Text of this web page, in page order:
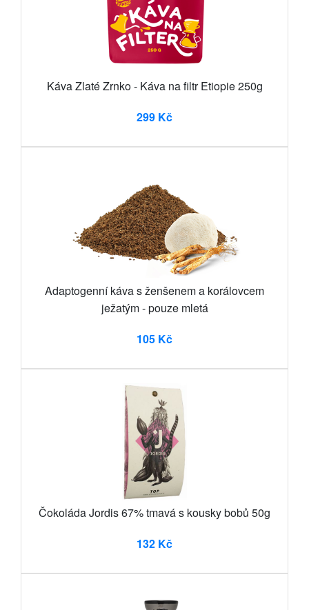
Káva Zlaté Zrnko - Káva na filtr Etiopie 250g
299 Kč
Adaptogenní káva s ženšenem a korálovcem
ježatým - pouze mletá
105 Kč
Čokoláda Jordis 67% tmavá s kousky bobů 50g
132 Kč